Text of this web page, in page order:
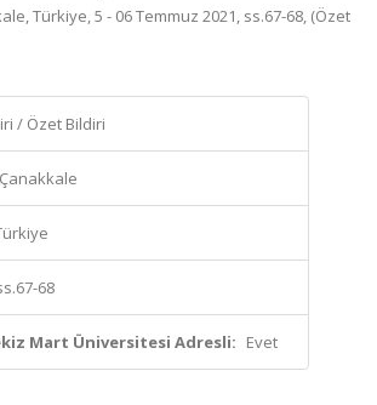
Türkiye, 5 - 06 Temmuz 2021, ss.67-68, (Özet
/ Özet Bildiri
Çanakkale
68
Mart Üniversitesi Adresli: Evet